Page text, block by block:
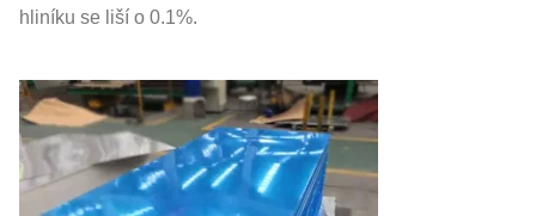
hliníku se liší o 0.1%.